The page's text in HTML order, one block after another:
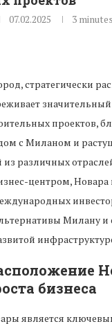
07.02.2025 3
стратегически
проектов,
с Миланом и
различных
центром, Новара
Милану
бизнеса
является